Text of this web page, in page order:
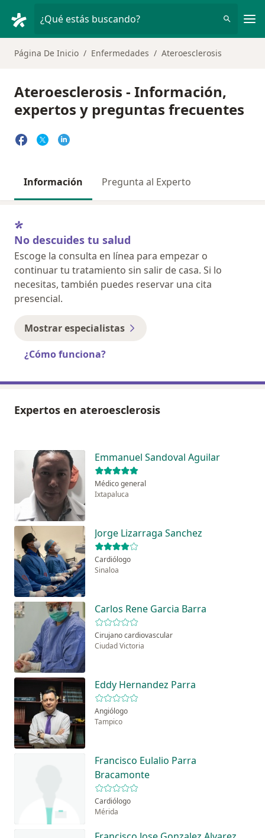
¿Qué estás buscando?
Página De Inicio Enfermedades Ateroesclerosis
Ateroesclerosis - Información,
expertos y preguntas frecuentes
Información Pregunta al Experto
No descuides tu salud
Escoge la consulta en línea para empezar o
continuar tu tratamiento sin salir de casa. Si lo
necesitas, también puedes reservar una cita
presencial.
Mostrar especialistas
¿Cómo funciona?
Expertos en ateroesclerosis
Emmanuel Sandoval Aguilar
Médico general
Ixtapaluca
Jorge Lizarraga Sanchez
Cardiólogo
Sinaloa
Carlos Rene Garcia Barra
Cirujano cardiovascular
Ciudad Victoria
Eddy Hernandez Parra
Angiólogo
Tampico
Francisco Eulalio Parra
Bracamonte
Cardiólogo
Mérida